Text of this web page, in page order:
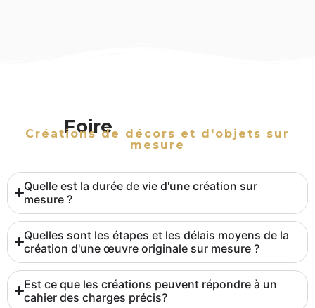
Foireaux questions
Créations de décors et d'objets sur
mesure
Quelle est la durée de vie d'une création sur
mesure ?
Quelles sont les étapes et les délais moyens de la
création d'une œuvre originale sur mesure ?
Est ce que les créations peuvent répondre à un
cahier des charges précis?